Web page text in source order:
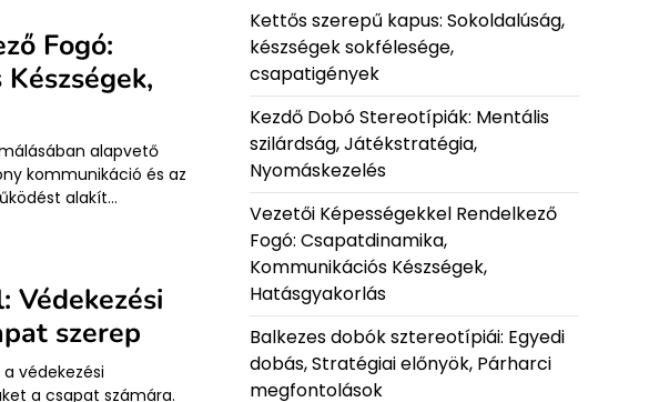
Fogó:
alapvető
kommunikáció és az
alakít…
Védekezési
szerep
védekezési
a csapat számára.
Kettős szerepű kapus: Sokoldalúság,
készségek sokfélesége,
csapatigények
Kezdő Dobó Stereotípiák: Mentális
szilárdság, Játékstratégia,
Nyomáskezelés
Vezetői Képességekkel Rendelkező
Fogó: Csapatdinamika,
Kommunikációs Készségek,
Hatásgyakorlás
Balkezes dobók sztereotípiái: Egyedi
dobás, Stratégiai előnyök, Párharci
megfontolások